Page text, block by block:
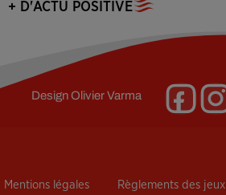
+ D'ACTU POSITIVE
DesignOlivier Varma
Mentions légales Règlements des jeux